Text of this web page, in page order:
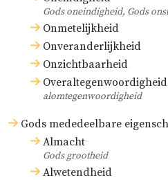
Gods oneindigheid, Gods
Onmetelijkheid
Onveranderlijkheid
Onzichtbaarheid
Overaltegenwoordigheid
alomtegenwoordigheid
Gods mededeelbare
Almacht
Gods grootheid
Alwetendheid